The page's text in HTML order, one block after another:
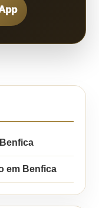
em Benfica